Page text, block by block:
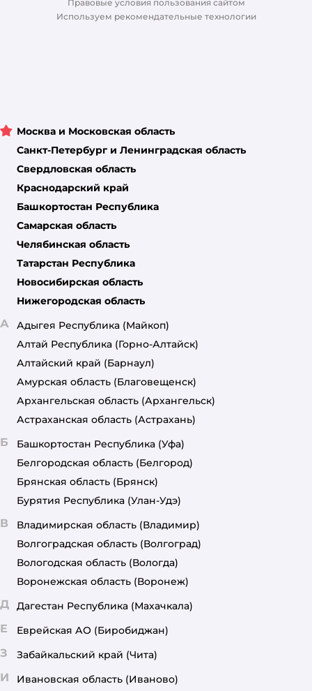
Правовые условия пользования сайтом
Используем рекомендательные технологии
Москва и Московская область
Санкт-Петербург и Ленинградская область
Свердловская область
Краснодарский край
Башкортостан Республика
Самарская область
Челябинская область
Татарстан Республика
Новосибирская область
Нижегородская область
А Адыгея Республика (Майкоп)
Алтай Республика (Горно-Алтайск)
Алтайский край (Барнаул)
Амурская область (Благовещенск)
Архангельская область (Архангельск)
Астраханская область (Астрахань)
Б Башкортостан Республика (Уфа)
Белгородская область (Белгород)
Брянская область (Брянск)
Бурятия Республика (Улан-Удэ)
В Владимирская область (Владимир)
Волгоградская область (Волгоград)
Вологодская область (Вологда)
Воронежская область (Воронеж)
Д Дагестан Республика (Махачкала)
Е Еврейская АО (Биробиджан)
З Забайкальский край (Чита)
И Ивановская область (Иваново)